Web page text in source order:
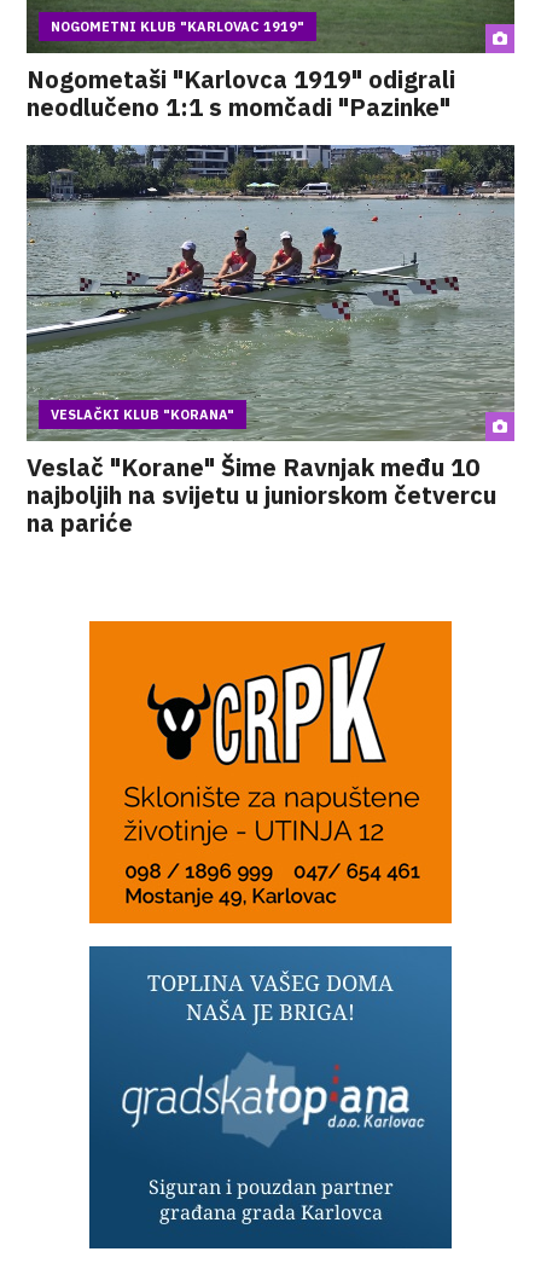
NOGOMETNI KLUB "KARLOVAC 1919"
Nogometaši "Karlovca 1919" odigrali
neodlučeno 1:1 s momčadi "Pazinke"
VESLAČKI KLUB "KORANA"
Veslač "Korane" Šime Ravnjak među 10
najboljih na svijetu u juniorskom četvercu
na pariće